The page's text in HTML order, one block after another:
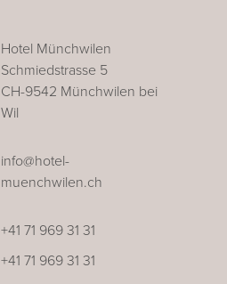
Hotel Münchwilen
Schmiedstrasse 5
CH-9542 Münchwilen bei
Wil
info@hotel-
muenchwilen.ch
+41 71 969 31 31
+41 71 969 31 31